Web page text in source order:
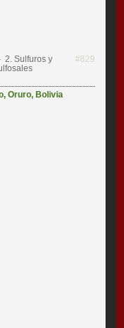
Sulfuros y
#829
,Oruro,Bolivia